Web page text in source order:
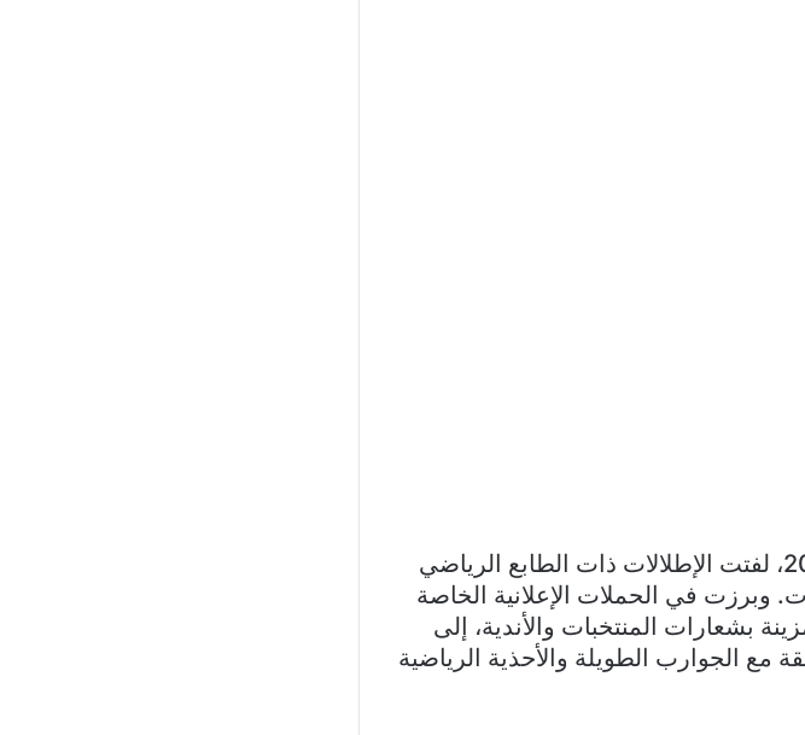
مع اقتراب انطلاق مباريات كأس العالم 2026، لفتت الإطلالات ذات الطابع الرياضي
وبرزت في الحملات الإعلانية الخاصة
بشعارات المنتخبات والأندية، إلى
مع الجوارب الطويلة والأحذية الرياضية